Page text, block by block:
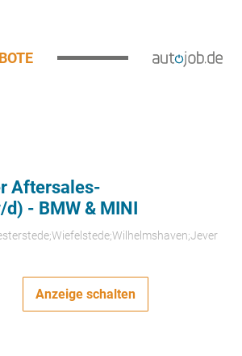
Aftersales-
- BMW & MINI
Anzeige schalten